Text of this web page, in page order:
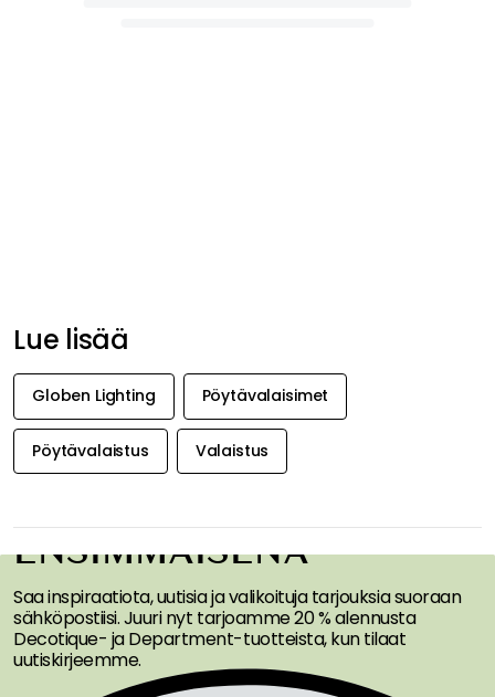
Lue lisää
Globen Lighting Pöytävalaisimet
Pöytävalaistus Valaistus
SAA INSPIRAATIOTA &
TARJOUKSIA
ENSIMMÄISENÄ
Saa inspiraatiota, uutisia ja valikoituja tarjouksia suoraan
sähköpostiisi. Juuri nyt tarjoamme 20 % alennusta
Decotique- ja Department-tuotteista, kun tilaat
uutiskirjeemme.